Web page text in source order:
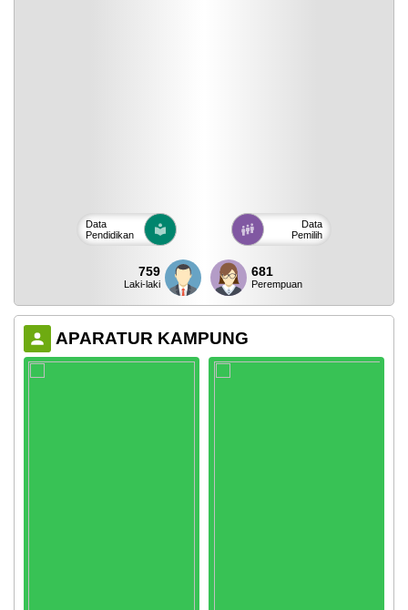
759
Laki-laki
681
Perempuan
Data
Pendidikan
Data
Pemilih
APARATUR KAMPUNG